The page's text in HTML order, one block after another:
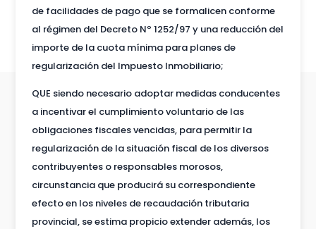
de facilidades de pago que se formalicen conforme
al régimen del Decreto Nº 1252/97 y una reducción del
importe de la cuota mínima para planes de
regularización del Impuesto Inmobiliario;
QUE siendo necesario adoptar medidas conducentes
a incentivar el cumplimiento voluntario de las
obligaciones fiscales vencidas, para permitir la
regularización de la situación fiscal de los diversos
contribuyentes o responsables morosos,
circunstancia que producirá su correspondiente
efecto en los niveles de recaudación tributaria
provincial, se estima propicio extender además, los